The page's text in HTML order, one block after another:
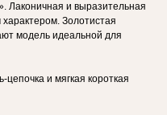
Лаконичная и выразительная
Золотистая
модель идеальной для
и мягкая короткая